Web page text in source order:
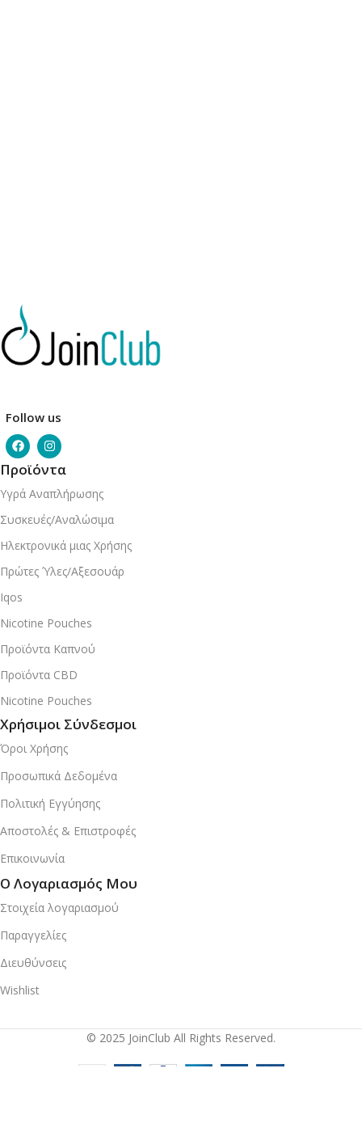
Follow us
Προϊόντα
Υγρά Αναπλήρωσης
Συσκευές/Αναλώσιμα
Ηλεκτρονικά μιας Χρήσης
Πρώτες Ύλες/Αξεσουάρ
Iqos
Nicotine Pouches
Προϊόντα Καπνού
Προϊόντα CBD
Nicotine Pouches
Χρήσιμοι Σύνδεσμοι
Όροι Χρήσης
Προσωπικά Δεδομένα
Πολιτική Εγγύησης
Αποστολές & Επιστροφές
Επικοινωνία
Ο Λογαριασμός Μου
Στοιχεία λογαριασμού
Παραγγελίες
Διευθύνσεις
Wishlist
© 2025 JoinClub All Rights Reserved.